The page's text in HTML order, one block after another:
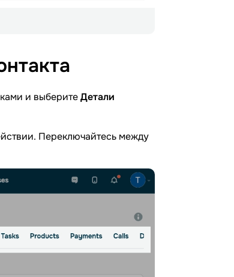
и выберитеДетали
Переключайтесь между